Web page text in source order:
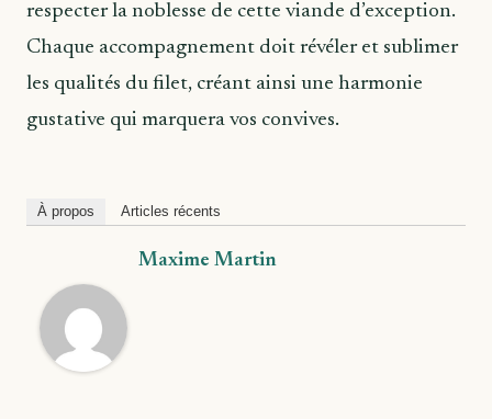
respecter la noblesse de cette viande d’exception.
Chaque accompagnement doit révéler et sublimer
les qualités du filet, créant ainsi une harmonie
gustative qui marquera vos convives.
À propos Articles récents
Maxime Martin